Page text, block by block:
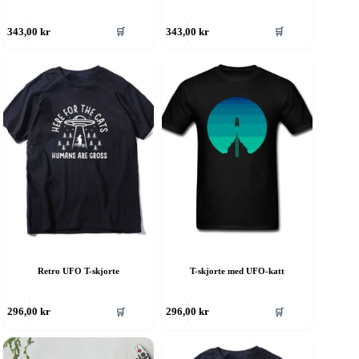
343,00kr 🛒 343,00kr 🛒
produktet
varianter.
Alternativene
kan
velges
på
produktsiden
Retro UFO T-skjorte
296,00kr 🛒
T-skjorte med UFO-katt
296,00kr 🛒
produktet
flere